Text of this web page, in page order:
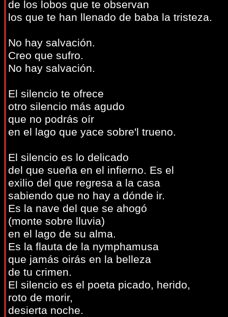
de los lobos que te observan
los que te han llenado de baba la tristeza.
No hay salvación.
Creo que sufro.
No hay salvación.
El silencio te ofrece
otro silencio más agudo
que no podrás oír
en el lago que yace sobre'l trueno.
El silencio es lo delicado
del que sueña en el infierno. Es el
exilio del que regresa a la casa
sabiendo que no hay a dónde ir.
Es la nave del que se ahogó
(monte sobre lluvia)
en el lago de su alma.
Es la flauta de la nymphamusa
que jamás oirás en la belleza
de tu crimen.
El silencio es el poeta picado, herido,
roto de morir,
desierta noche.